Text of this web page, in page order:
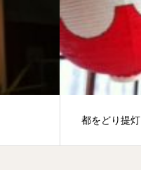
都をどり提灯